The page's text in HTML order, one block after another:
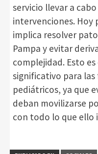
servicio llevar a
intervenciones. Hoy
implica resolver
Pampa y evitar
complejidad. Esto
significativo para
pediátricos, ya que
deban movilizarse
con todo lo que ello